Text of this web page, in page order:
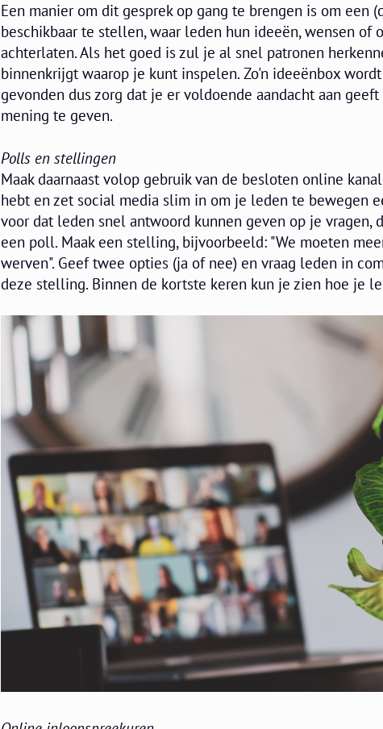
Een manier om dit gesprek op gang te brengen is om een
beschikbaar te stellen, waar leden hun ideeën, wensen of
achterlaten. Als het goed is zul je al snel patronen
binnenkrijgt waarop je kunt inspelen. Zo'n ideeënbox
gevonden dus zorg dat je er voldoende aandacht aan
mening te geven.
Polls en stellingen
Maak daarnaast volop gebruik van de besloten online
hebt en zet social media slim in om je leden te bewegen
voor dat leden snel antwoord kunnen geven op je vragen,
een poll. Maak een stelling, bijvoorbeeld: "We moeten
werven". Geef twee opties (ja of nee) en vraag leden in
deze stelling. Binnen de kortste keren kun je zien hoe je